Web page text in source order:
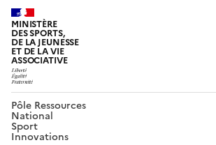
MINISTÈRE
DES SPORTS,
DE LA JEUNESSE
ET DE LA VIE
ASSOCIATIVE
Pôle Ressources
National
Sport
Innovations